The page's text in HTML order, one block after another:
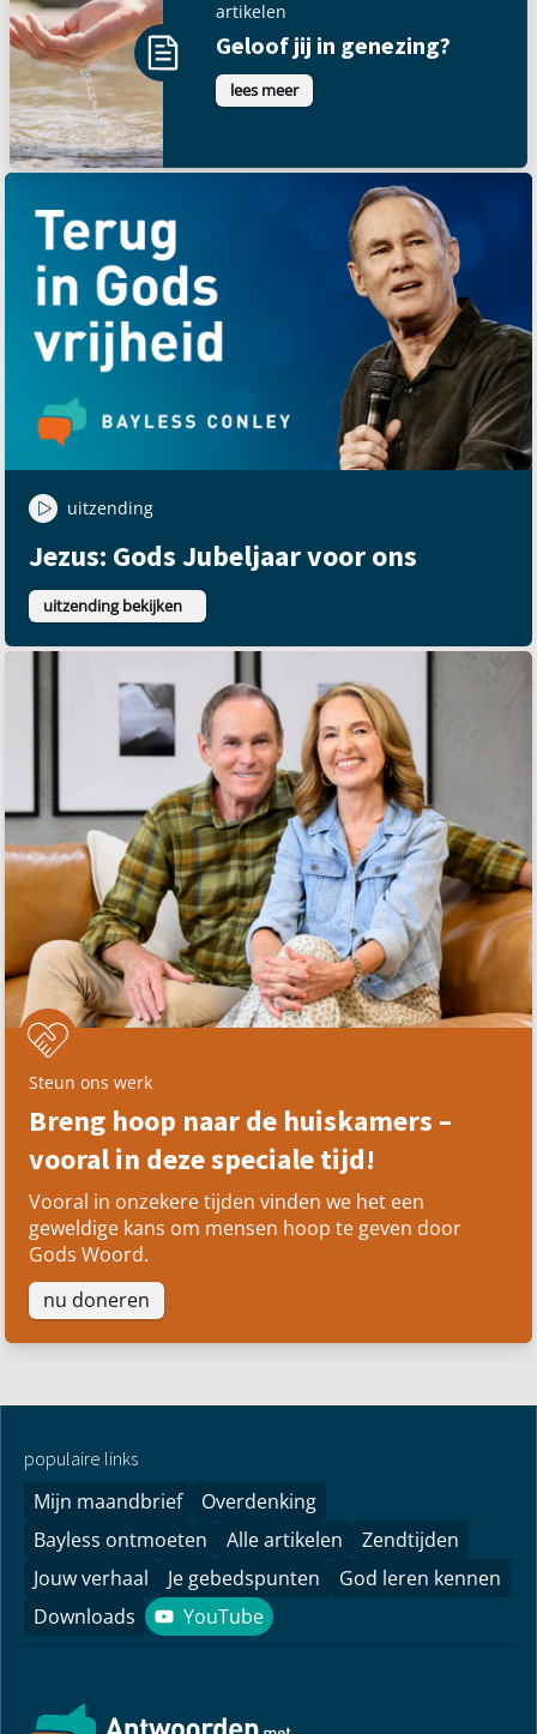
artikelen
Geloof jij in genezing?
lees meer
uitzending
Jezus: Gods Jubeljaar voor ons
uitzending bekijken
Steun ons werk
Breng hoop naar de huiskamers –
vooral in deze speciale tijd!
Vooral in onzekere tijden vinden we het een
geweldige kans om mensen hoop te geven door
Gods Woord.
nu doneren
populaire links
Mijn maandbrief
Overdenking
Bayless ontmoeten
Alle artikelen
Zendtijden
Jouw verhaal
Je gebedspunten
God leren kennen
Downloads
YouTube
YouTube